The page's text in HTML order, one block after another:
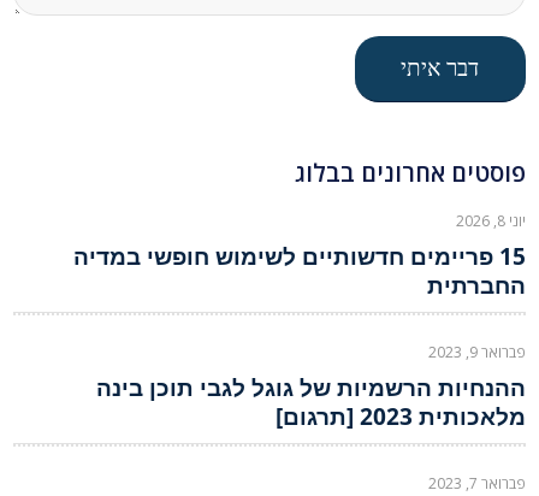
פוסטים אחרונים בבלוג
יוני 8, 2026
15 פריימים חדשותיים לשימוש חופשי במדיה
החברתית
פברואר 9, 2023
ההנחיות הרשמיות של גוגל לגבי תוכן בינה
מלאכותית 2023 [תרגום]
פברואר 7, 2023